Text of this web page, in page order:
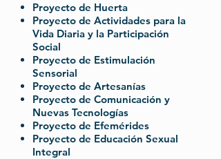
Proyecto de Huerta
Proyecto de Actividades para la
Vida Diaria y la Participación
Social
Proyecto de Estimulación
Sensorial
Proyecto de Artesanías
Proyecto de Comunicación y
Nuevas Tecnologías
Proyecto de Efemérides
Proyecto de Educación Sexual
Integral